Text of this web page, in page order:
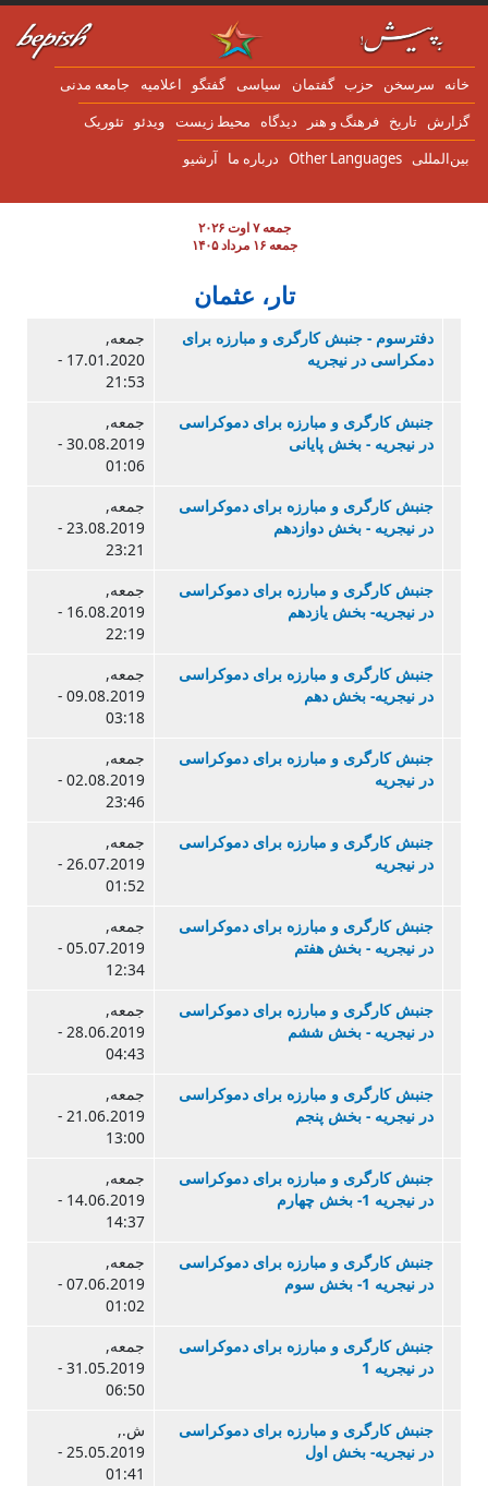
به محتوای اصلی
سرسخن حزب گفتمان سياسی گفتگو اعلاميه جامعه مدنی
تاریخ فرهنگ و هنر دیدگاه محیط زیست ویدئو تئوریک
Other Languages درباره ما آرشیو
جمعه ۷ اوت ۲۰۲۶
جمعه ۱۶ مرداد ۱۴۰۵
تار، عثمان
دفترسوم - جنبش کارگری و مبارزه برای
دمکراسی در نیجریه
جمعه,
17.01.2020 -
21:53
جنبش کارگری و مبارزه برای دموکراسی
در نیجریه - بخش پایانی
جمعه,
30.08.2019 -
01:06
جنبش کارگری و مبارزه برای دموکراسی
در نیجریه - بخش دوازدهم
جمعه,
23.08.2019 -
23:21
جنبش کارگری و مبارزه برای دموکراسی
در نیجریه- بخش یازدهم
جمعه,
16.08.2019 -
22:19
جنبش کارگری و مبارزه برای دموکراسی
در نیجریه- بخش دهم
جمعه,
09.08.2019 -
03:18
جنبش کارگری و مبارزه برای دموکراسی
در نیجریه
جمعه,
02.08.2019 -
23:46
جنبش کارگری و مبارزه برای دموکراسی
در نیجریه
جمعه,
26.07.2019 -
01:52
جنبش کارگری و مبارزه برای دموکراسی
در نیجریه - بخش هفتم
جمعه,
05.07.2019 -
12:34
جنبش کارگری و مبارزه برای دموکراسی
در نیجریه - بخش ششم
جمعه,
28.06.2019 -
04:43
جنبش کارگری و مبارزه برای دموکراسی
در نیجریه - بخش پنجم
جمعه,
21.06.2019 -
13:00
جنبش کارگری و مبارزه برای دموکراسی
در نیجریه 1- بخش چهارم
جمعه,
14.06.2019 -
14:37
جنبش کارگری و مبارزه برای دموکراسی
در نیجریه 1- بخش سوم
جمعه,
07.06.2019 -
01:02
جنبش کارگری و مبارزه برای دموکراسی
در نیجریه 1
جمعه,
31.05.2019 -
06:50
جنبش کارگری و مبارزه برای دموکراسی
در نیجریه- بخش اول
ش.,
25.05.2019 -
01:41